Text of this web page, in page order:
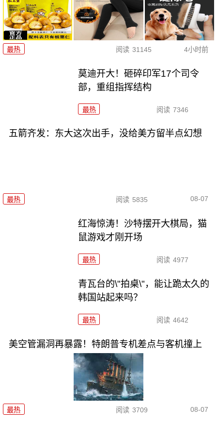
最热 阅读 31145 4小时前
莫迪开大！砸碎印军17个司令
部，重组指挥结构
最热 阅读 7346
五箭齐发：东大这次出手，没给美方留半点幻想
最热 阅读 5835 08-07
红海惊涛！沙特摆开大棋局，猫
鼠游戏才刚开场
最热 阅读 4977
青瓦台的\"拍桌\"，能让跪太久的
韩国站起来吗？
最热 阅读 4642
美空管漏洞再暴露！特朗普专机差点与客机撞上
最热 阅读 3709 08-07